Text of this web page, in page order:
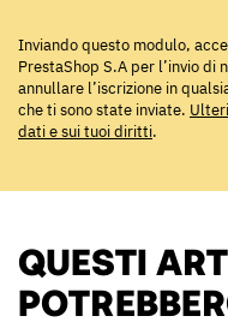
Inviando questo modulo,
PrestaShop S.A per l’invio
annullare l’iscrizione in
che ti sono state inviate.
dati e sui tuoi diritti.
QUESTI